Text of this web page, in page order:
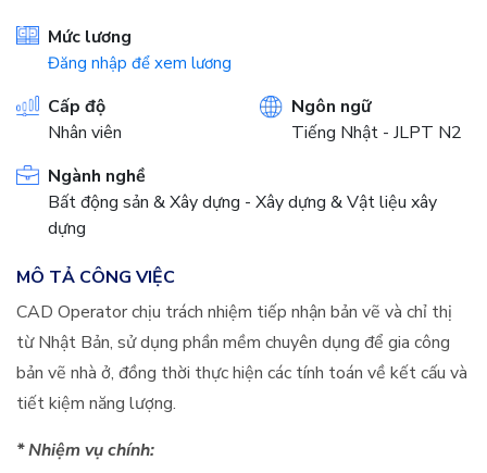
Mức lương
Đăng nhập để xem lương
Cấp độ
Nhân viên
Ngôn ngữ
Tiếng Nhật - JLPT N2
Ngành nghề
Bất động sản & Xây dựng - Xây dựng & Vật liệu xây
dựng
MÔ TẢ CÔNG VIỆC
CAD Operator chịu trách nhiệm tiếp nhận bản vẽ và chỉ thị
từ Nhật Bản, sử dụng phần mềm chuyên dụng để gia công
bản vẽ nhà ở, đồng thời thực hiện các tính toán về kết cấu và
tiết kiệm năng lượng.
* Nhiệm vụ chính: